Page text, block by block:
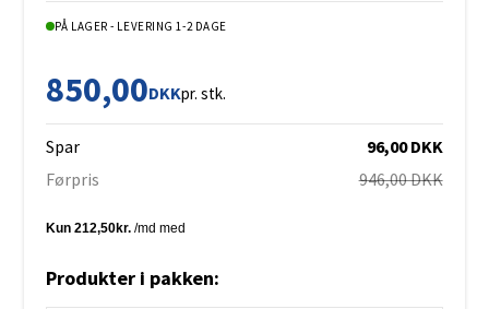
PÅ LAGER - LEVERING 1-2 DAGE
850,00DKKpr. stk.
Spar
96,00 DKK
Førpris
946,00 DKK
Produkter i pakken: